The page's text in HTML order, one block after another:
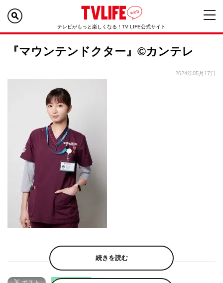
テレビがもっと楽しくなる！TV LIFE公式サイト
『マウンテンドクター』©カンテレ
2024年05月17日
続きを読む